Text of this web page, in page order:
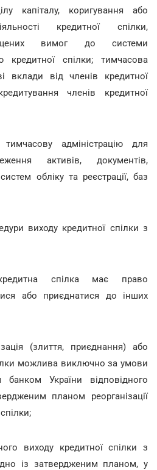
капіталу, коригування або
кредитної спілки,
вимог до системи
кредитної спілки; тимчасова
вклади від членів кредитної
членів кредитної
адміністрацію для
активів, документів,
обліку та реєстрації, баз
виходу кредитної спілки з
спілка має право
або приєднатися до інших
(злиття, приєднання) або
можлива виключно за умови
України відповідного
планом реорганізації
виходу кредитної спілки з
із затвердженим планом, у